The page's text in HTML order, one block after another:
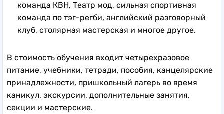
команда КВН, Театр мод, сильная спортивная
команда по тэг-регби, английский разговорный
клуб, столярная мастерская и многое другое.
В стоимость обучения входит четырехразовое
питание, учебники, тетради, пособия, канцелярские
принадлежности, пришкольный лагерь во время
каникул, экскурсии, дополнительные занятия,
секции и мастерские.